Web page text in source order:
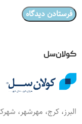
کولان‌سل
البرز، کرج، مهرشهر، شهرک